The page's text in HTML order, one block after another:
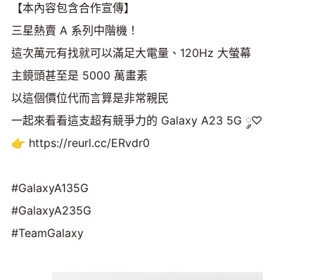
【本內容包含合作宣傳】
三星熱賣 A 系列中階機！
這次萬元有找就可以滿足大電量、120Hz 大螢幕
主鏡頭甚至是 5000 萬畫素
以這個價位代而言算是非常親民
一起來看看這支超有競爭力的 Galaxy A23 5G ༘♡
👉 https://reurl.cc/ERvdr0
#GalaxyA135G
#GalaxyA235G
#TeamGalaxy